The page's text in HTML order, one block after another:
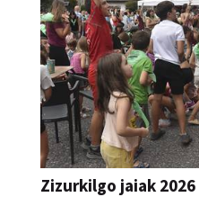
Zizurkilgo jaiak 2026